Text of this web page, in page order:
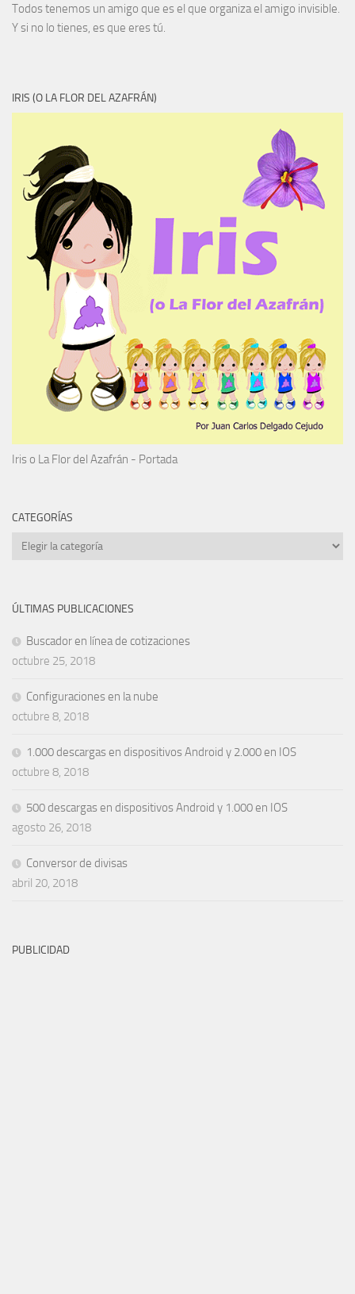
Todos tenemos un amigo que es el que organiza el amigo invisible.
Y si no lo tienes, es que eres tú.
IRIS (O LA FLOR DEL AZAFRÁN)
Iris o La Flor del Azafrán - Portada
CATEGORÍAS
Categorías
ÚLTIMAS PUBLICACIONES
Buscador en línea de cotizaciones
octubre 25, 2018
Configuraciones en la nube
octubre 8, 2018
1.000 descargas en dispositivos Android y 2.000 en IOS
octubre 8, 2018
500 descargas en dispositivos Android y 1.000 en IOS
agosto 26, 2018
Conversor de divisas
abril 20, 2018
PUBLICIDAD